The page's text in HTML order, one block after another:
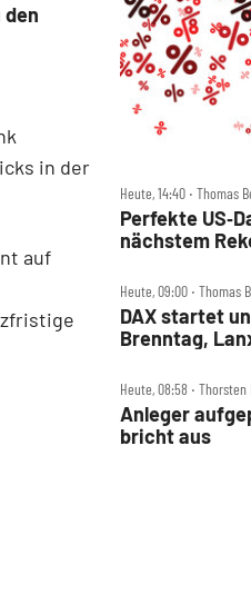
in der
auf
Heute, 14:40 ‧ Thomas
Perfekte
nächstem
Heute, 09:00 ‧ Thomas
DAX startet
Brenntag,
Heute, 08:58 ‧
Anleger
bricht aus